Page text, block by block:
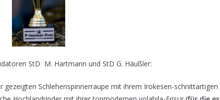
StD M. Hartmann und StD G. Häußler:
gezeigten Schlehenspinnerraupe mit ihrem Irokesen-schnittartigen